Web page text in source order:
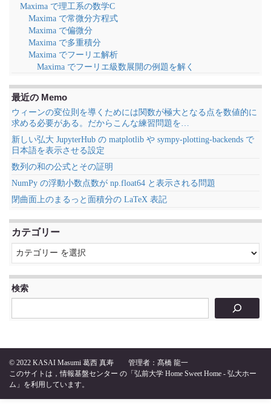
Maxima で理工系の数学C
Maxima で常微分方程式
Maxima で偏微分
Maxima で多重積分
Maxima でフーリエ解析
Maxima でフーリエ級数展開の例題を解く
最近の Memo
ウィーンの変位則を導くためには関数が極大となる点を数値的に
求める必要がある。だからこんな練習問題を…
新しい弘大 JupyterHub の matplotlib や sympy-plotting-backends で
日本語を表示させる設定
数列の和の公式とその証明
NumPy の浮動小数点数が np.float64 と表示される問題
閉曲面上のまるっと面積分の LaTeX 表記
カテゴリー
検索
© 2022 KASAI Masumi 葛西 真寿 管理者：髙橋 龍一
このサイトは，情報基盤センター の 「弘前大学 Home Sweet Home - 弘大ホー
ム」 を利用しています。